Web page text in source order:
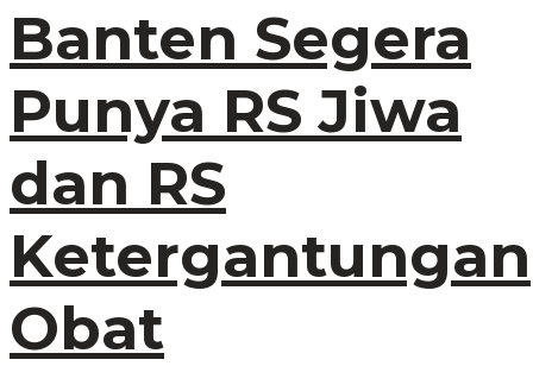
Banten Segera
Punya RS Jiwa
dan RS
Ketergantungan
Obat